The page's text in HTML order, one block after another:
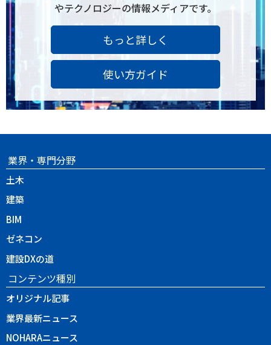
やテクノロジーの情報メディアです。
もっと詳しく
使い方ガイド
業界・専門分野
土木
建築
BIM
ゼネコン
建設DXの道
コンテンツ種別
オリジナル記事
業界最新ニュース
NOHARAニュース